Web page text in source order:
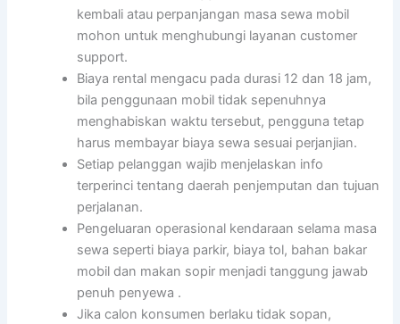
kembali atau perpanjangan masa sewa mobil
mohon untuk menghubungi layanan customer
support.
Biaya rental mengacu pada durasi 12 dan 18 jam,
bila penggunaan mobil tidak sepenuhnya
menghabiskan waktu tersebut, pengguna tetap
harus membayar biaya sewa sesuai perjanjian.
Setiap pelanggan wajib menjelaskan info
terperinci tentang daerah penjemputan dan tujuan
perjalanan.
Pengeluaran operasional kendaraan selama masa
sewa seperti biaya parkir, biaya tol, bahan bakar
mobil dan makan sopir menjadi tanggung jawab
penuh penyewa .
Jika calon konsumen berlaku tidak sopan,